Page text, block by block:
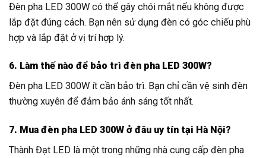
Đèn pha LED 300W có thể gây chói mắt nếu không được
lắp đặt đúng cách. Bạn nên sử dụng đèn có góc chiếu phù
hợp và lắp đặt ở vị trí hợp lý.
6. Làm thế nào để bảo trì đèn pha LED 300W?
Đèn pha LED 300W ít cần bảo trì. Bạn chỉ cần vệ sinh đèn
thường xuyên để đảm bảo ánh sáng tốt nhất.
7. Mua đèn pha LED 300W ở đâu uy tín tại Hà Nội?
Thành Đạt LED là một trong những nhà cung cấp đèn pha